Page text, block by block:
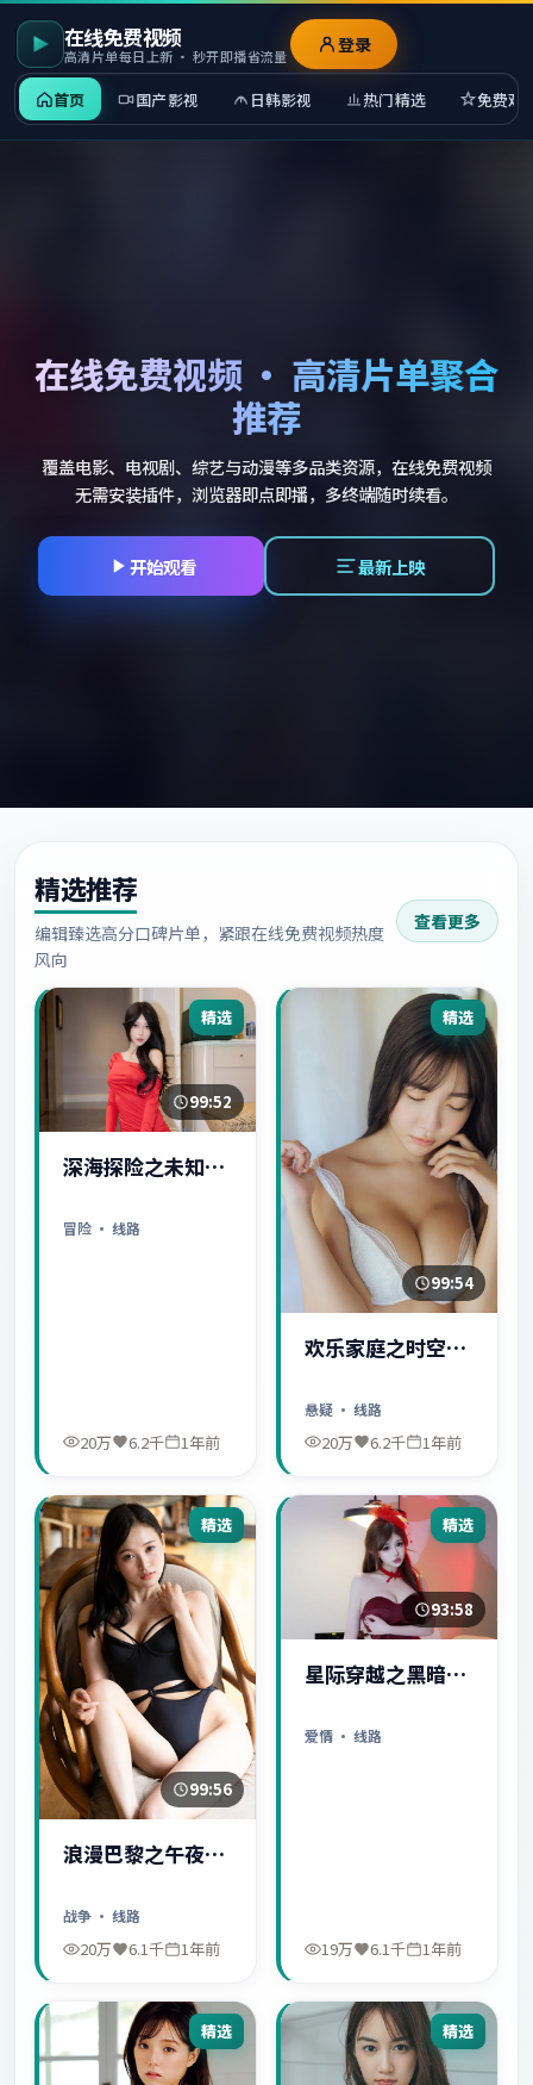
在线免费视频
高清片单每日上新 · 秒开即播省流量
首页 国产影视 日韩影视 热门精选 免费观
登录
在线免费视频 · 高清片单聚合
推荐
覆盖电影、电视剧、综艺与动漫等多品类资源，在线免费视频
无需安装插件，浏览器即点即播，多终端随时续看。
开始观看 最新上映
精选推荐
编辑臻选高分口碑片单，紧跟在线免费视频热度
风向
查看更多
精选
99:52
深海探险之未知世
冒险 · 线路
20万 6.2千 1年前
精选
99:54
欢乐家庭之时空守
悬疑 · 线路
20万 6.2千 1年前
精选
99:56
浪漫巴黎之午夜惊
战争 · 线路
20万 6.1千 1年前
精选
93:58
星际穿越之黑暗秘
爱情 · 线路
19万 6.1千 1年前
精选 精选